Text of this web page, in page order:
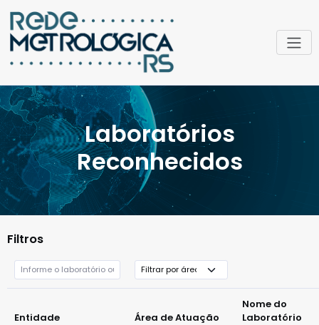
Laboratórios
Reconhecidos
Filtros
Entidade Área de Atuação
Nome do
Laboratório